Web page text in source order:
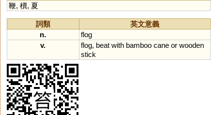
鞭, 檟, 夏
詞類
英文意義
n.
flog
v.
flog, beat with bamboo cane or wooden
stick